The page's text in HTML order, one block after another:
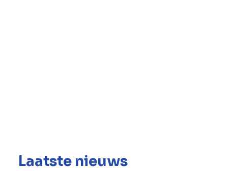
Laatste nieuws